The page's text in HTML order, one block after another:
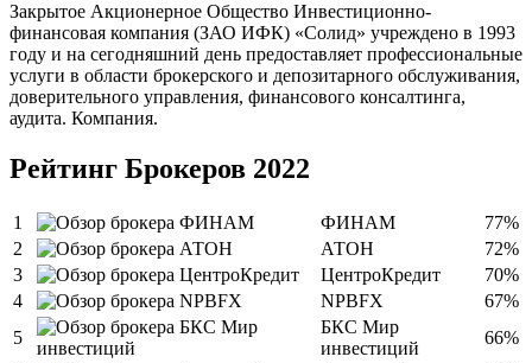
Закрытое Акционерное Общество Инвестиционно-
финансовая компания (ЗАО ИФК) «Солид» учреждено в 1993
году и на сегодняшний день предоставляет профессиональные
услуги в области брокерского и депозитарного обслуживания,
доверительного управления, финансового консалтинга,
аудита. Компания.
Рейтинг Брокеров 2022
1 ФИНАМ
77%
2
АТОН
72%
3
ЦентроКредит
70%
4
NPBFX
67%
5
БКС Мир
инвестиций
66%